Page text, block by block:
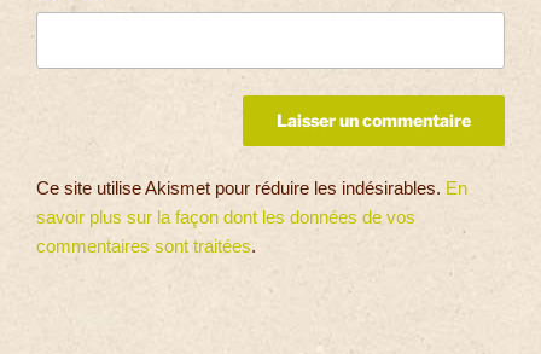
Ce site utilise Akismet pour réduire les indésirables. En
savoir plus sur la façon dont les données de vos
commentaires sont traitées.